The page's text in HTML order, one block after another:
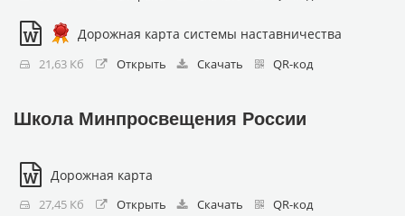
Дорожная карта системы наставничества
21,63 Кб Открыть Скачать QR-код
Школа Минпросвещения России
Дорожная карта
27,45 Кб Открыть Скачать QR-код